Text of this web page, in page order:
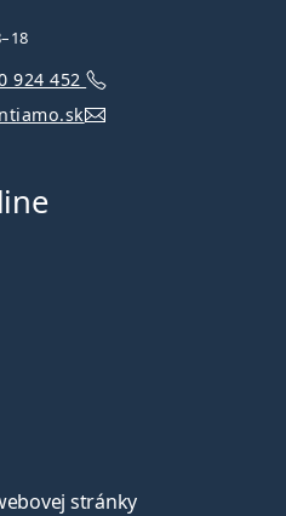
924 452
stránky